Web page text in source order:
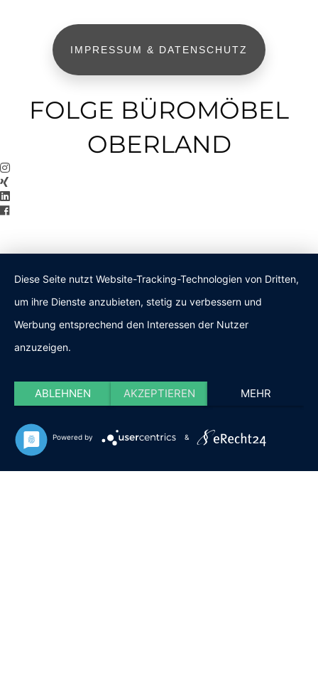
IMPRESSUM & DATENSCHUTZ
FOLGE BÜROMÖBEL
OBERLAND
Diese Seite nutzt Website-Tracking-Technologien von Dritten,
um ihre Dienste anzubieten, stetig zu verbessern und
Werbung entsprechend den Interessen der Nutzer
anzuzeigen.
ABLEHNEN AKZEPTIEREN MEHR
Powered by &